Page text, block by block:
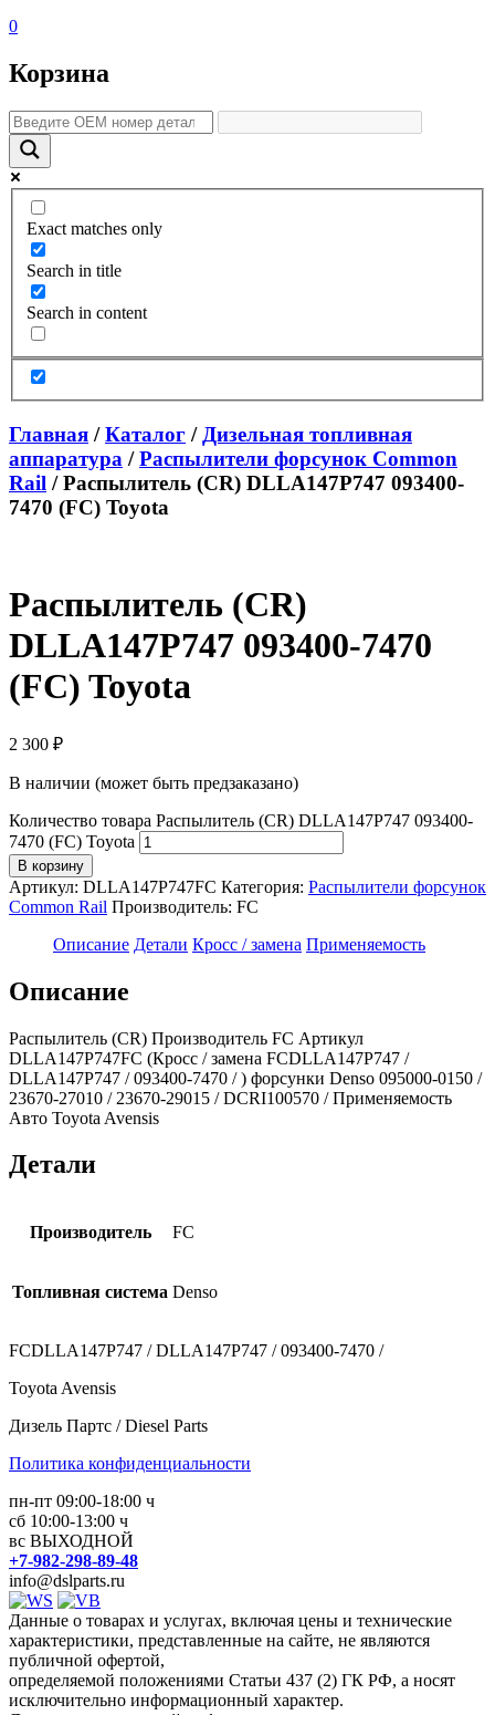
0
Корзина
Exact matches only
Search in title
Search in content
Главная /Каталог / Дизельная топливная
аппаратура /Распылители форсунок Common
Rail / Распылитель (CR) DLLA147P747 093400-
7470 (FC) Toyota
Распылитель (CR)
DLLA147P747 093400-7470
(FC) Toyota
2 300 ₽
В наличии (может быть предзаказано)
Количество товара Распылитель (CR) DLLA147P747 093400-
7470 (FC) Toyota
В корзину
Артикул: DLLA147P747FC Категория: Распылители форсунок
Common Rail Производитель: FC
Описание Детали Кросс / замена Применяемость
Описание
Распылитель (CR) Производитель FC Артикул
DLLA147P747FC (Кросс / замена FCDLLA147P747 /
DLLA147P747 / 093400-7470 / ) форсунки Denso 095000-0150 /
23670-27010 / 23670-29015 / DCRI100570 / Применяемость
Авто Toyota Avensis
Детали
Производитель FC
Топливная система Denso
FCDLLA147P747 / DLLA147P747 / 093400-7470 /
Toyota Avensis
Дизель Партс / Diesel Parts
Политика конфиденциальности
пн-пт 09:00-18:00 ч
сб 10:00-13:00 ч
вс ВЫХОДНОЙ
+7-982-298-89-48
info@dslparts.ru
Данные о товарах и услугах, включая цены и технические
характеристики, представленные на сайте, не являются
публичной офертой,
определяемой положениями Статьи 437 (2) ГК РФ, а носят
исключительно информационный характер.